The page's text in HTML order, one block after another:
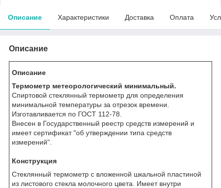
Описание Характеристики Доставка Оплата
Описание
Описание
Термометр метеорологический минимальный.
Спиртовой стеклянный термометр для определения
минимальной температуры за отрезок времени.
Изготавливается по ГОСТ 112-78.
Внесен в Государственный реестр средств измерений и
имеет сертификат "об утверждении типа средств
измерений".
Конструкция
Стеклянный термометр с вложенной шкальной пластиной
из листового стекла молочного цвета. Имеет внутри